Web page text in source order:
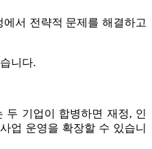
서 전략적 문제를 해결하고
니다.
두 기업이 합병하면 재정, 인
업 운영을 확장할 수 있습니